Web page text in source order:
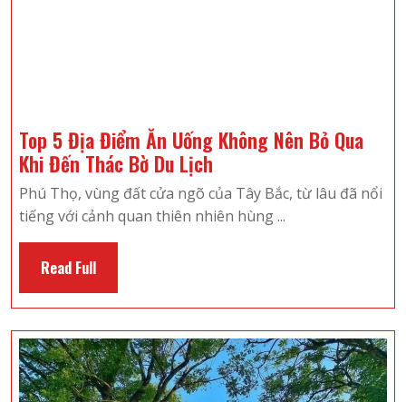
Top 5 Địa Điểm Ăn Uống Không Nên Bỏ Qua
Khi Đến Thác Bờ Du Lịch
5
Địa
Không
Nên
Bỏ
Qua
Phú Thọ, vùng đất cửa ngõ của Tây Bắc, từ lâu đã nổi
tiếng với cảnh quan thiên nhiên hùng ...
Read FullRead
Full